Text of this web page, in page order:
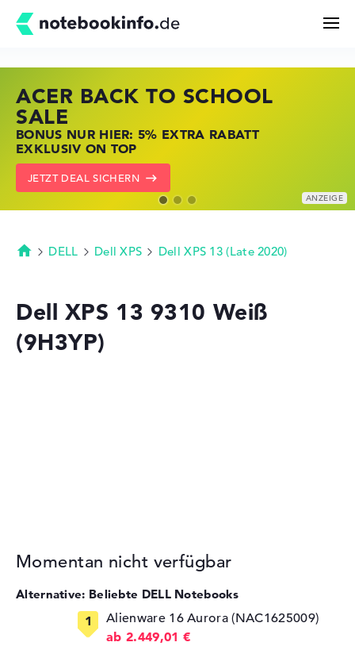
Kaufberatung
Technik & Wissen
Deals
ACER BACK TO SCHOOL
SALE
BONUS NUR HIER: 5% EXTRA RABATT
EXKLUSIV ON TOP
JETZT DEAL SICHERN
HP STORE SSV DEALS
JETZT ZUGREIFEN: NOTEBOOKS BEI HP
KRÄFTIG REDUZIERT
ZU DEN HP ANGEBOTEN
LENOVO LAPTOP DEALS
NOTEBOOKS BEI LENOVO JETZT
KRÄFTIG REDUZIERT
LENOVO DEALS ZEIGEN
Startseite
DELL Dell XPS Dell XPS 13 (Late 2020)
Dell XPS 13 9310 Weiß
(9H3YP)
Momentan nicht verfügbar
Alternative: Beliebte DELL Notebooks
Alienware 16 Aurora (NAC1625009)
ab 2.449,01 €